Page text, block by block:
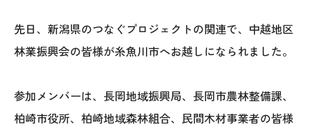
お知らせ
会社案内
先日、新潟県のつなぐプロジェクトの関連で、中越地区
林業振興会の皆様が糸魚川市へお越しになられました。
参加メンバーは、長岡地域振興局、長岡市農林整備課、
柏崎市役所、柏崎地域森林組合、民間木材事業者の皆様